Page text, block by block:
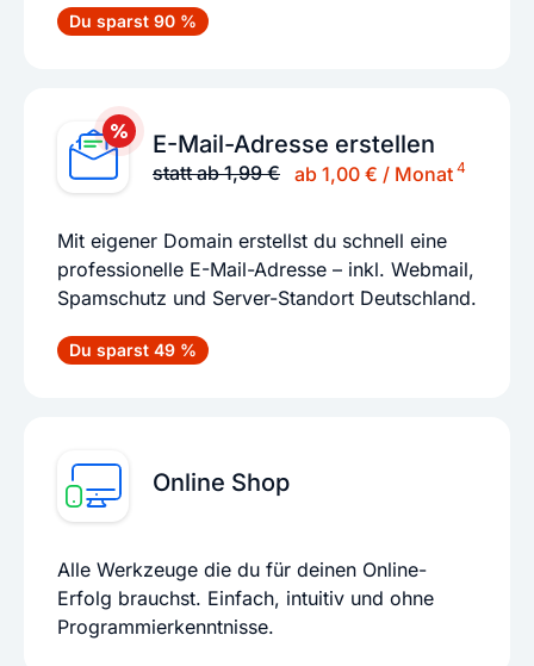
Du sparst 90 %
E-Mail-Adresse erstellen
statt ab 1,99 € ab 1,00 € / Monat4
Mit eigener Domain erstellst du schnell eine
professionelle E-Mail-Adresse – inkl. Webmail,
Spamschutz und Server-Standort Deutschland.
Du sparst 49 %
Online Shop
Alle Werkzeuge die du für deinen Online-
Erfolg brauchst. Einfach, intuitiv und ohne
Programmierkenntnisse.